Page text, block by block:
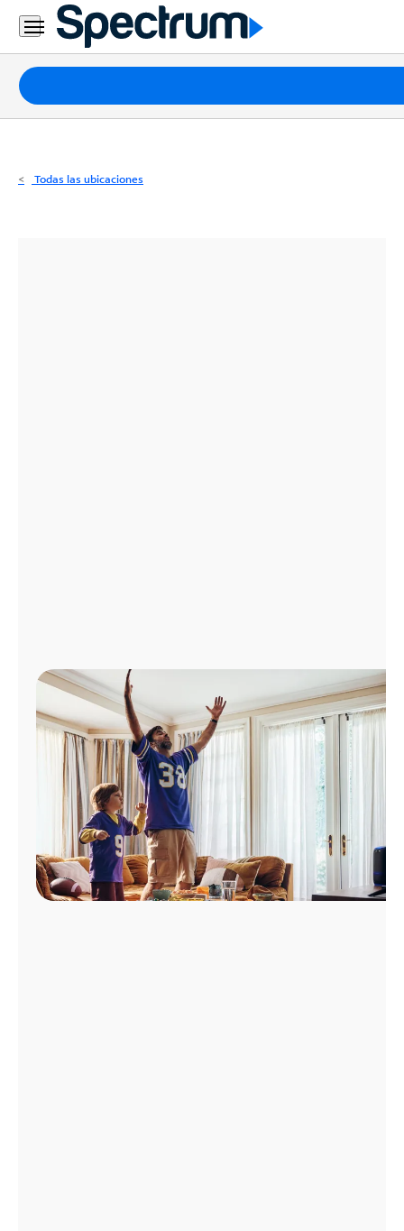
Residencial
Business
Paquetes
Internet
Todas las ubicaciones